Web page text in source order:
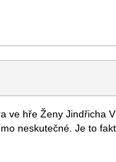
ve hře Ženy Jindřicha
neskutečné. Je to